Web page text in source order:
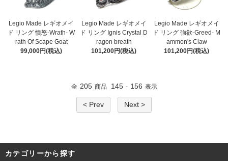
Legio Made レギオメイ
ド リング 憤怒-Wrath- W
rath Of Scape Goat
99,000円(税込)
Legio Made レギオメイ
ド リング Ignis Crystal D
ragon breath
101,200円(税込)
Legio Made レギオメイ
ド リング 強欲-Greed- M
ammon's Claw
101,200円(税込)
全 205 商品 145 - 156 表示
< Prev Next >
カテゴリーから探す